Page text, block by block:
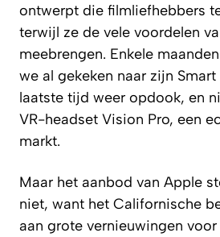
ontwerpt die filmliefhebbers
terwijl ze de vele voordelen
meebrengen. Enkele
we al gekeken naar zijn
laatste tijd weer opdook, en
VR-headset Vision Pro, een
markt.
Maar het aanbod van Apple
niet, want het Californische
aan grote vernieuwingen